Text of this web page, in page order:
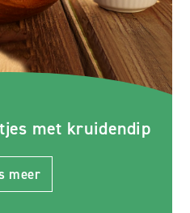
met kruidendip
meer